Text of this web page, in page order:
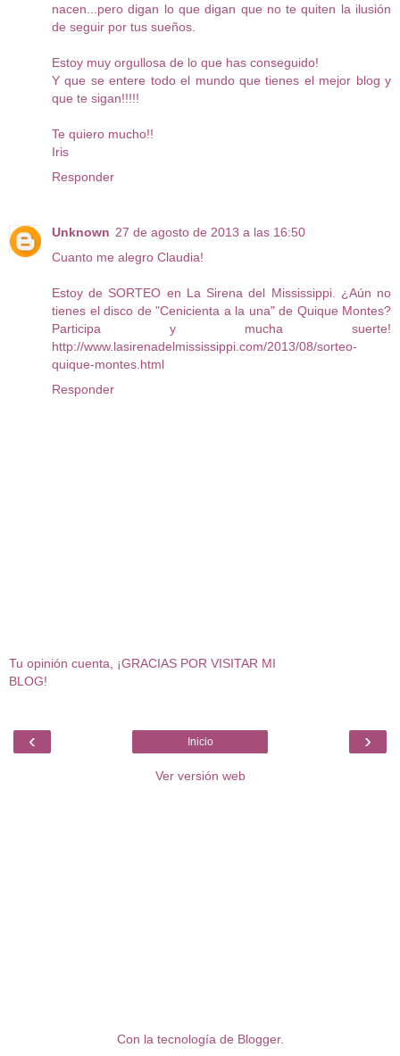
nacen...pero digan lo que digan que no te quiten la ilusión
de seguir por tus sueños.
Estoy muy orgullosa de lo que has conseguido!
Y que se entere todo el mundo que tienes el mejor blog y
que te sigan!!!!!
Te quiero mucho!!
Iris
Responder
Unknown 27 de agosto de 2013 a las 16:50
Cuanto me alegro Claudia!
Estoy de SORTEO en La Sirena del Mississippi. ¿Aún no
tienes el disco de "Cenicienta a la una" de Quique Montes?
Participa y mucha suerte!
http://www.lasirenadelmississippi.com/2013/08/sorteo-
quique-montes.html
Responder
Tu opinión cuenta, ¡GRACIAS POR VISITAR MI
BLOG!
‹ ›
Inicio
Ver versión web
Con la tecnología de Blogger.